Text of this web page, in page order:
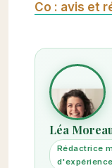
Co : avis et
Léa
Rédactrice
d'expérience